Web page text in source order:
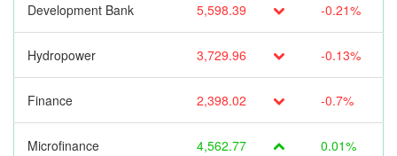
Development Bank 5,598.39 -0.21%
Hydropower 3,729.96 -0.13%
Finance 2,398.02 -0.7%
Microfinance 4,562.77 0.01%